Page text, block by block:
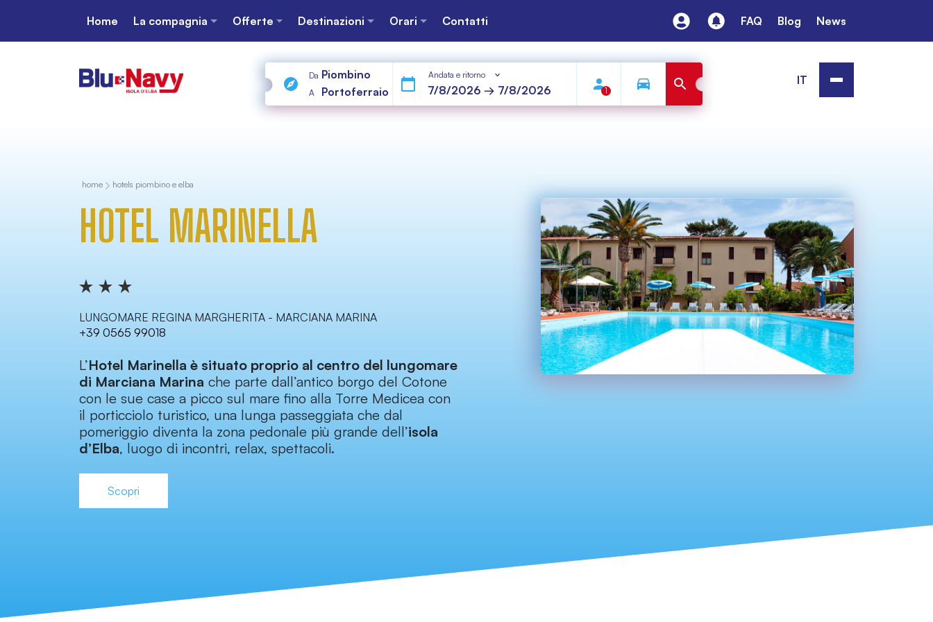
Home La compagnia Offerte Destinazioni Orari Contatti FAQ Blog News
Da Piombino
A Portoferraio
Andata e ritorno
1
IT
home hotels piombino e elba
HOTEL MARINELLA
LUNGOMARE REGINA MARGHERITA - MARCIANA MARINA
+39 0565 99018
L’Hotel Marinella è situato proprio al centro del lungomare
di Marciana Marina che parte dall’antico borgo del Cotone
con le sue case a picco sul mare fino alla Torre Medicea con
il porticciolo turistico, una lunga passeggiata che dal
pomeriggio diventa la zona pedonale più grande dell’isola
d’Elba, luogo di incontri, relax, spettacoli.
Scopri